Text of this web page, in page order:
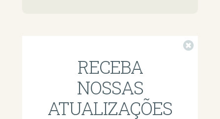
RECEBA
NOSSAS
ATUALIZAÇÕES